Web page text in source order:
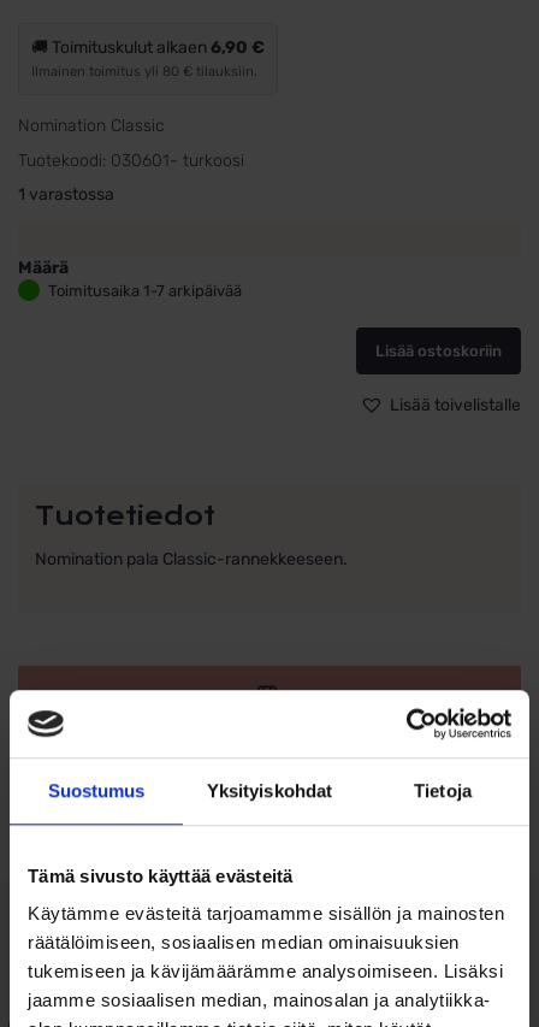
Suostumus Yksityiskohdat Tietoja
Tämä sivusto käyttää evästeitä
Käytämme evästeitä tarjoamamme sisällön ja mainosten
räätälöimiseen, sosiaalisen median ominaisuuksien
tukemiseen ja kävijämäärämme analysoimiseen. Lisäksi
jaamme sosiaalisen median, mainosalan ja analytiikka-
45,00 €.
🚚 Toimituskulut alkaen6,90 €
Ilmainen toimitus yli 80 € tilauksiin.
Nomination Classic
Tuotekoodi: 030601- turkoosi
1 varastossa
Määrä
Nomination
Toimitusaika 1-7 arkipäivää
Lisää ostoskoriin
Lisää toivelistalle
Tuotetiedot
Nomination pala Classic-rannekkeeseen.
Ohjeita sormuksen tai korun
koon valintaan
Tutustu myös